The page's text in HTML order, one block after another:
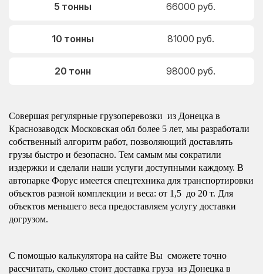
5 тонны 66000 руб.
10 тонны 81000 руб.
20 тонн 98000 руб.
Совершая регулярные грузоперевозки из Донецка в
Краснозаводск Московская обл более 5 лет, мы разработали
собственный алгоритм работ, позволяющий доставлять
грузы быстро и безопасно. Тем самым мы сократили
издержки и сделали наши услуги доступными каждому. В
автопарке Форус имеется спецтехника для транспортировки
объектов разной комплекции и веса: от 1,5 до 20 т. Для
объектов меньшего веса предоставляем услугу доставки
догрузом.
С помощью калькулятора на сайте Вы сможете точно
рассчитать, сколько стоит доставка груза из Донецка в